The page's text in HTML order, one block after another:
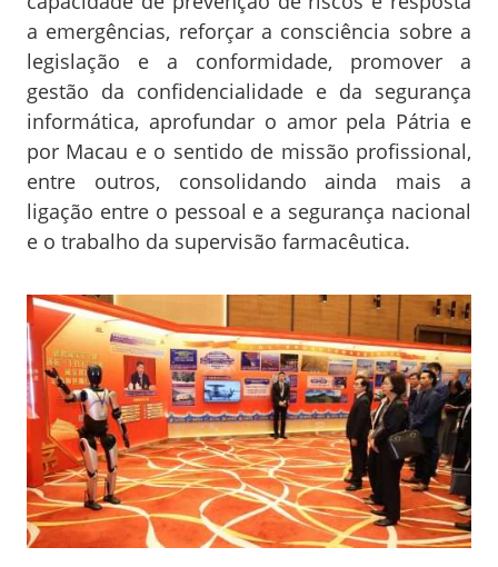
a emergências, reforçar a consciência sobre a
legislação e a conformidade, promover a
gestão da confidencialidade e da segurança
informática, aprofundar o amor pela Pátria e
por Macau e o sentido de missão profissional,
entre outros, consolidando ainda mais a
ligação entre o pessoal e a segurança nacional
e o trabalho da supervisão farmacêutica.